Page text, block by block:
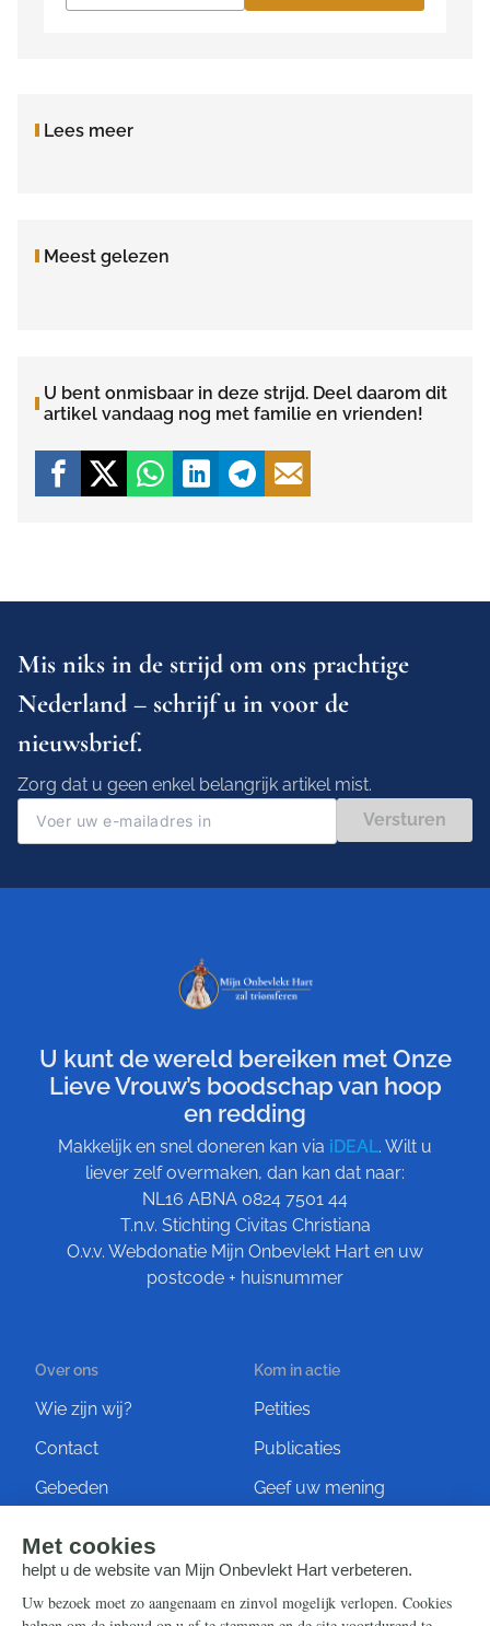
Lees meer
Meest gelezen
U bent onmisbaar in deze strijd. Deel daarom dit
artikel vandaag nog met familie en vrienden!
Mis niks in de strijd om ons prachtige
Nederland – schrijf u in voor de
nieuwsbrief.
Zorg dat u geen enkel belangrijk artikel mist.
Versturen
U kunt de wereld bereiken met Onze
Lieve Vrouw’s boodschap van hoop
en redding
Makkelijk en snel doneren kan via iDEAL. Wilt u
liever zelf overmaken, dan kan dat naar:
NL16 ABNA 0824 7501 44
T.n.v. Stichting Civitas Christiana
O.v.v. Webdonatie Mijn Onbevlekt Hart en uw
postcode + huisnummer
Over ons
Wie zijn wij?
Contact
Gebeden
Kom in actie
Petities
Publicaties
Geef uw mening
Steun ons Info